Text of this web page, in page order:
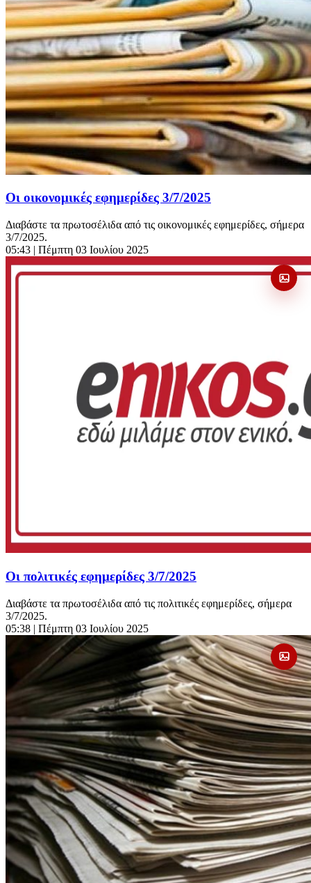
Οι οικονομικές εφημερίδες 3/7/2025
Διαβάστε τα πρωτοσέλιδα από τις οικονομικές εφημερίδες, σήμερα
3/7/2025.
05:43 | Πέμπτη 03 Ιουλίου 2025
Οι πολιτικές εφημερίδες 3/7/2025
Διαβάστε τα πρωτοσέλιδα από τις πολιτικές εφημερίδες, σήμερα
3/7/2025.
05:38 | Πέμπτη 03 Ιουλίου 2025